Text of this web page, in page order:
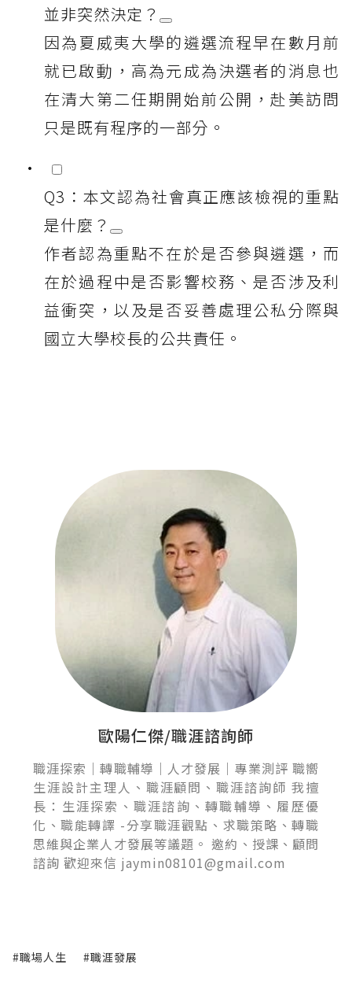
並非突然決定？
因為夏威夷大學的遴選流程早在數月前
就已啟動，高為元成為決選者的消息也
在清大第二任期開始前公開，赴美訪問
只是既有程序的一部分。
Q3：本文認為社會真正應該檢視的重點
是什麼？
作者認為重點不在於是否參與遴選，而
在於過程中是否影響校務、是否涉及利
益衝突，以及是否妥善處理公私分際與
國立大學校長的公共責任。
歐陽仁傑/職涯諮詢師
職涯探索｜轉職輔導｜人才發展｜專業測評 職嚮
生涯設計主理人、職涯顧問、職涯諮詢師 我擅
長：生涯探索、職涯諮詢、轉職輔導、履歷優
化、職能轉譯 -分享職涯觀點、求職策略、轉職
思維與企業人才發展等議題。 邀約、授課、顧問
諮詢 歡迎來信 jaymin08101@gmail.com
#職場人生 #職涯發展